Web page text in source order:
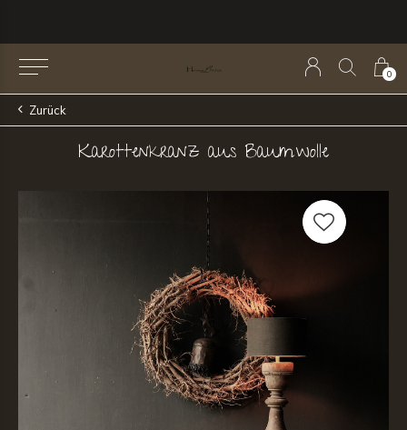
0
Zurück
Karottenkranz aus Baumwolle